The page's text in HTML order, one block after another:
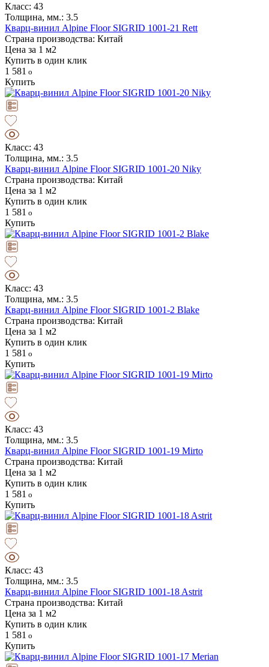
Класс: 43
Толщина, мм.: 3.5
Кварц-винил Alpine Floor SIGRID 1001-21 Rett
Страна производства: Китай
Цена за 1 м2
Купить в один клик
1 581
Купить
Класс: 43
Толщина, мм.: 3.5
Кварц-винил Alpine Floor SIGRID 1001-20 Niky
Страна производства: Китай
Цена за 1 м2
Купить в один клик
1 581
Купить
Класс: 43
Толщина, мм.: 3.5
Кварц-винил Alpine Floor SIGRID 1001-2 Blake
Страна производства: Китай
Цена за 1 м2
Купить в один клик
1 581
Купить
Класс: 43
Толщина, мм.: 3.5
Кварц-винил Alpine Floor SIGRID 1001-19 Mirto
Страна производства: Китай
Цена за 1 м2
Купить в один клик
1 581
Купить
Класс: 43
Толщина, мм.: 3.5
Кварц-винил Alpine Floor SIGRID 1001-18 Astrit
Страна производства: Китай
Цена за 1 м2
Купить в один клик
1 581
Купить